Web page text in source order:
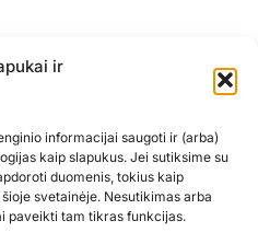
ir
informacijai saugoti ir (arba)
kaip slapukus. Jei sutiksime su
duomenis, tokius kaip
svetainėje. Nesutikimas arba
paveikti tam tikras funkcijas.